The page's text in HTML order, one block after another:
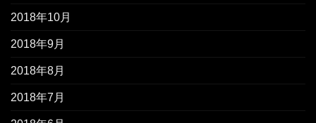
2018年10月
2018年9月
2018年8月
2018年7月